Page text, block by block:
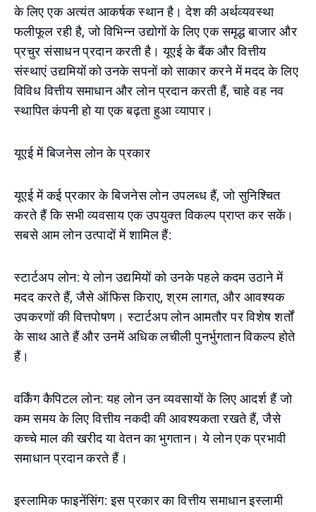
के लिए एक अत्यंत आकर्षक स्थान है। देश की अर्थव्यवस्था
फलीफूल रही है, जो विभिन्न उद्योगों के लिए एक समृद्ध बाजार और
प्रचुर संसाधन प्रदान करती है। यूएई के बैंक और वित्तीय
संस्थाएं उद्यमियों को उनके सपनों को साकार करने में मदद के लिए
विविध वित्तीय समाधान और लोन प्रदान करती हैं, चाहे वह नव
स्थापित कंपनी हो या एक बढ़ता हुआ व्यापार।
यूएई में बिजनेस लोन के प्रकार
यूएई में कई प्रकार के बिजनेस लोन उपलब्ध हैं, जो सुनिश्चित
करते हैं कि सभी व्यवसाय एक उपयुक्त विकल्प प्राप्त कर सकें।
सबसे आम लोन उत्पादों में शामिल हैं:
स्टार्टअप लोन: ये लोन उद्यमियों को उनके पहले कदम उठाने में
मदद करते हैं, जैसे ऑफिस किराए, श्रम लागत, और आवश्यक
उपकरणों की वित्तपोषण। स्टार्टअप लोन आमतौर पर विशेष शर्तों
के साथ आते हैं और उनमें अधिक लचीली पुनर्भुगतान विकल्प होते
हैं।
वर्किंग कैपिटल लोन: यह लोन उन व्यवसायों के लिए आदर्श हैं जो
कम समय के लिए वित्तीय नकदी की आवश्यकता रखते हैं, जैसे
कच्चे माल की खरीद या वेतन का भुगतान। ये लोन एक प्रभावी
समाधान प्रदान करते हैं।
इस्लामिक फाइनेंसिंग: इस प्रकार का वित्तीय समाधान इस्लामी